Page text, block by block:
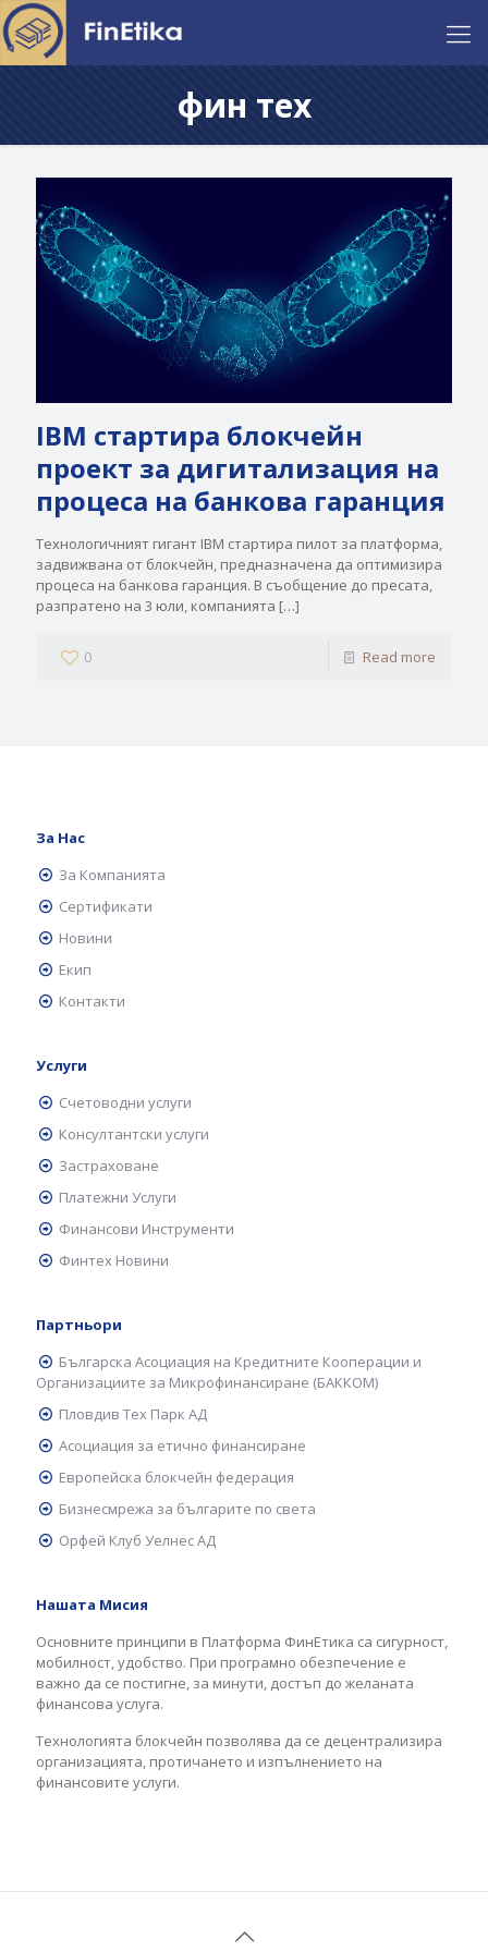
фин тех
IBM стартира блокчейн
проект за дигитализация на
процеса на банкова гаранция
Технологичният гигант IBM стартира пилот за платформа,
задвижвана от блокчейн, предназначена да оптимизира
процеса на банкова гаранция. В съобщение до пресата,
разпратено на 3 юли, компанията […]
0 Read more
За Нас
За Компанията
Сертификати
Новини
Екип
Контакти
Услуги
Счетоводни услуги
Консултантски услуги
Застраховане
Платежни Услуги
Финансови Инструменти
Финтех Новини
Партньори
Българска Асоциация на Кредитните Кооперации и
Организациите за Микрофинансиране (БАККОМ)
Пловдив Тех Парк АД
Асоциация за етично финансиране
Европейска блокчейн федерация
Бизнесмрежа за българите по света
Орфей Клуб Уелнес АД
Нашата Мисия
Основните принципи в Платформа ФинЕтика са сигурност,
мобилност, удобство. При програмно обезпечение е
важно да се постигне, за минути, достъп до желаната
финансова услуга.
Технологията блокчейн позволява да се децентрализира
организацията, протичането и изпълнението на
финансовите услуги.